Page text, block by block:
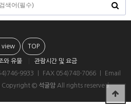
view TOP
와 유물
관람시간 및 요금
9933 ㅣ FAX 054)748-7066 ㅣ Email
Copyright © 석굴암All rights reserved.